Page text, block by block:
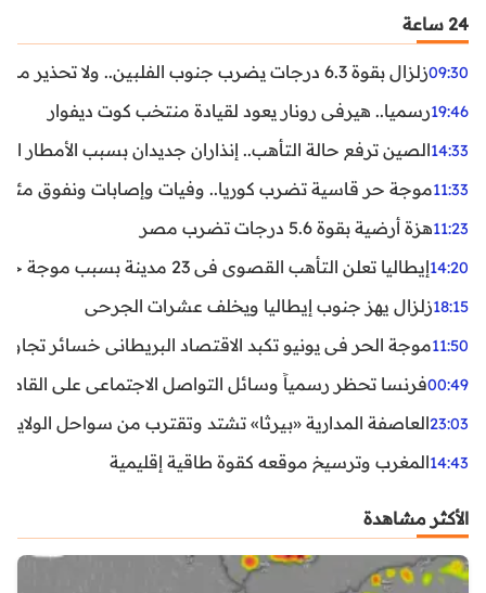
24 ساعة
09:30زلزال بقوة 6.3 درجات يضرب جنوب الفلبين.. ولا تحذير من تسونامي حتى الآن
19:46رسميا.. هيرفي رونار يعود لقيادة منتخب كوت ديفوار
14:33الصين ترفع حالة التأهب.. إنذاران جديدان بسبب الأمطار
11:33موجة حر قاسية تضرب كوريا.. وفيات وإصابات ونفوق مئات
11:23هزة أرضية بقوة 5.6 درجات تضرب مصر
14:20إيطاليا تعلن التأهب القصوى في 23 مدينة بسبب موجة حر شديدة
18:15زلزال يهز جنوب إيطاليا ويخلف عشرات الجرحى
11:50موجة الحر في يونيو تكبد الاقتصاد البريطاني خسائر تجاوزت 1.5 مليار
00:49فرنسا تحظر رسمياً وسائل التواصل الاجتماعي على القاصرين
23:03العاصفة المدارية «بيرثا» تشتد وتقترب من سواحل
14:43المغرب وترسيخ موقعه كقوة طاقية إقليمية
الأكثر مشاهدة